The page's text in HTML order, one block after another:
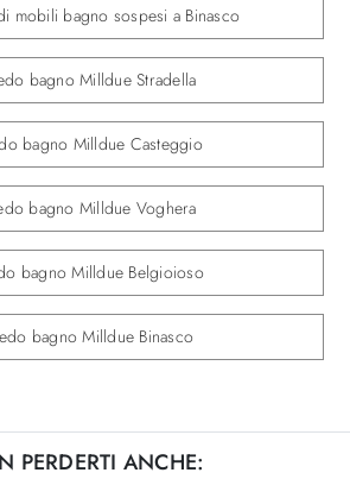
mobili bagno sospesi a Binasco
bagno Milldue Stradella
bagno Milldue Casteggio
bagno Milldue Voghera
bagno Milldue Belgioioso
bagno Milldue Binasco
PERDERTI ANCHE: